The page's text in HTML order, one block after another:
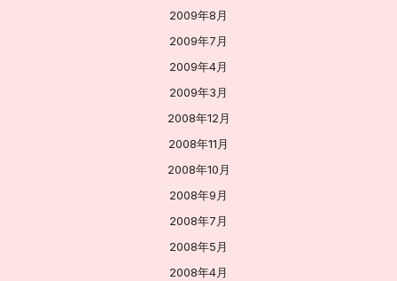
2009年8月
2009年7月
2009年4月
2009年3月
2008年12月
2008年11月
2008年10月
2008年9月
2008年7月
2008年5月
2008年4月